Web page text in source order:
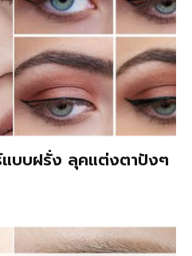
แบบฝรั่ง ลุคแต่งตาปังๆ